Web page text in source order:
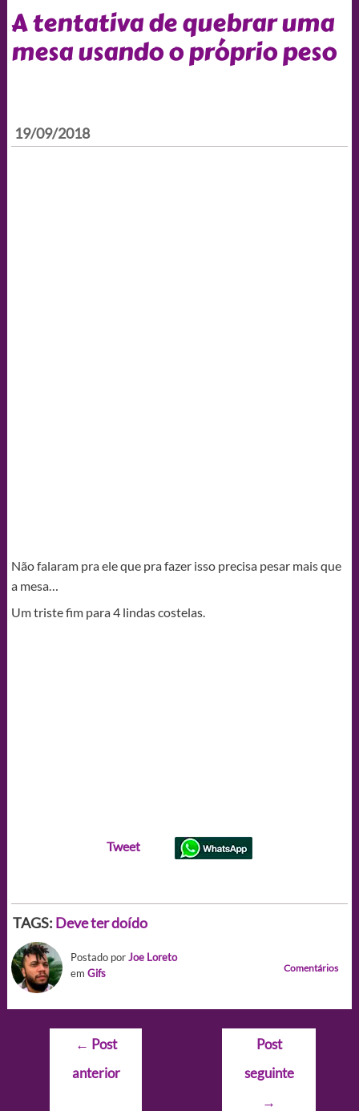
A tentativa de quebrar uma
mesa usando o próprio peso
19/09/2018
Não falaram pra ele que pra fazer isso precisa pesar mais que
a mesa…
Um triste fim para 4 lindas costelas.
Tweet
TAGS: Deve ter doído
Postado porJoe Loreto
em Gifs Comentários
Navegação
Post
← Post
anterior
Post
seguinte
→